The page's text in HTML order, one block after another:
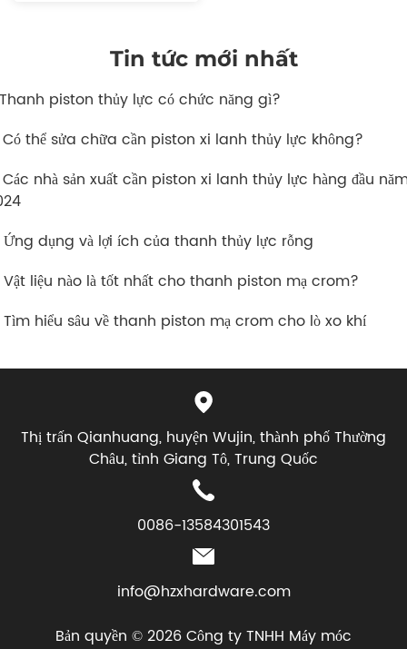
Tin tức mới nhất
piston thủy lực có chức năng gì?
thể sửa chữa cần piston xi lanh thủy lực không?
nhà sản xuất cần piston xi lanh thủy lực hàng đầu
dụng và lợi ích của thanh thủy lực rỗng
liệu nào là tốt nhất cho thanh piston mạ crom?
hiểu sâu về thanh piston mạ crom cho lò xo khí
Thị trấn Qianhuang, huyện Wujin, thành phố Thường
Châu, tỉnh Giang Tô, Trung Quốc
0086-13584301543
info@hzxhardware.com
Bản quyền © 2026 Công ty TNHH Máy móc